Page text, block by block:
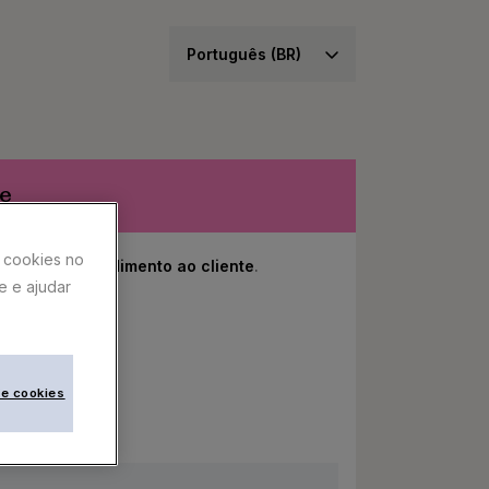
com o atendimento ao cliente.
no
e ajudar
cookies